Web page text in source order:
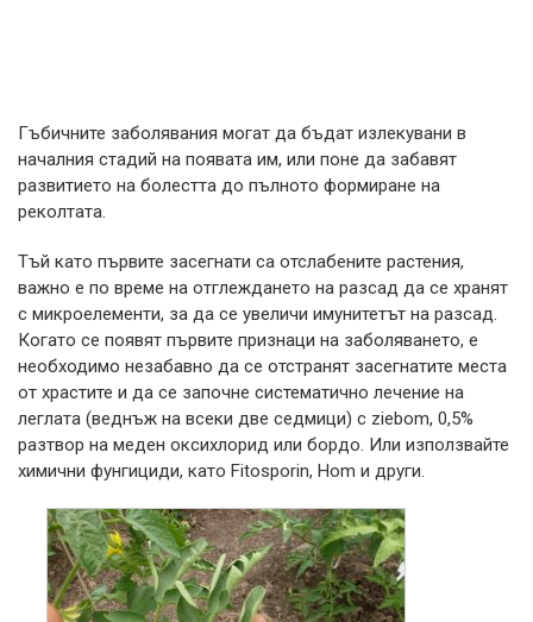
Гъбичните заболявания могат да бъдат излекувани в
началния стадий на появата им, или поне да забавят
развитието на болестта до пълното формиране на
реколтата.
Тъй като първите засегнати са отслабените растения,
важно е по време на отглеждането на разсад да се хранят
с микроелементи, за да се увеличи имунитетът на разсад.
Когато се появят първите признаци на заболяването, е
необходимо незабавно да се отстранят засегнатите места
от храстите и да се започне систематично лечение на
леглата (веднъж на всеки две седмици) с ziebom, 0,5%
разтвор на меден оксихлорид или бордо. Или използвайте
химични фунгициди, като Fitosporin, Hom и други.